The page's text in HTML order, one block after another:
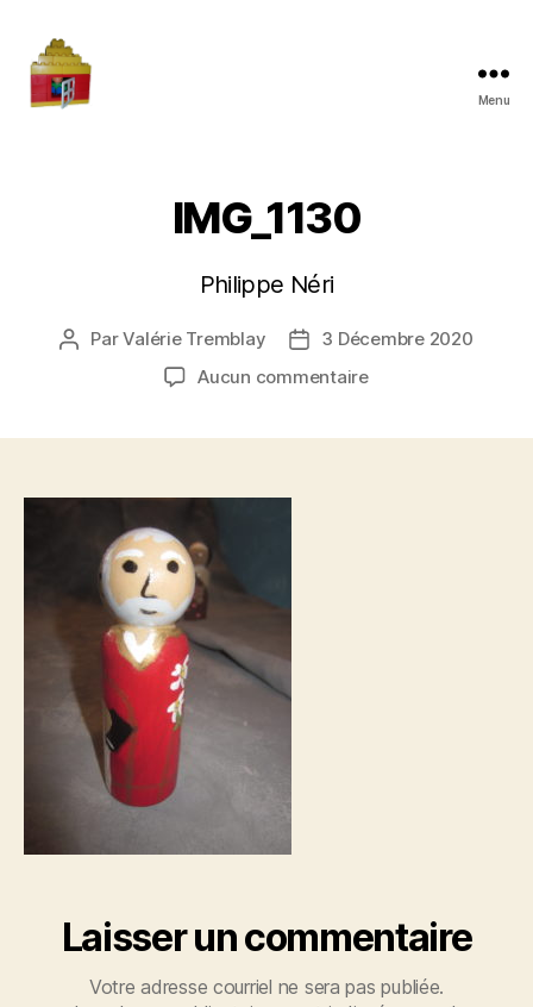
Menu
IMG_1130
Philippe Néri
Auteur
ParValérie Tremblay
Date3 Décembre 2020
Aucun commentairesur
Laisser un commentaire
Votre adresse courriel ne sera pas publiée.